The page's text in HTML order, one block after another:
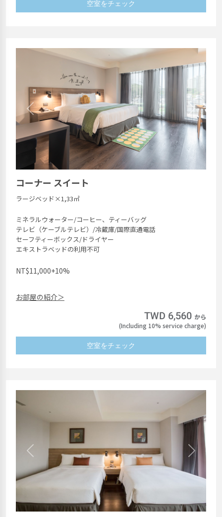
空室をチェック
Previous Next
コーナー スイート
ラージベッド×1,33㎡
ミネラルウォーター/コーヒー、ティーバッグ
テレビ（ケーブルテレビ）/冷蔵庫/国際直通電話
セーフティーボックス/ドライヤー
エキストラベッドの利用不可
NT$11,000+10%
お部屋の紹介＞
TWD 6,560 から
(Including 10% service charge)
空室をチェック
Previous Next